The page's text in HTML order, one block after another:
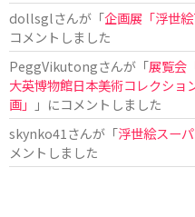
dollsglさんが「企画展「浮世
コメントしました
PeggVikutongさんが「展覧会
大英博物館日本美術コレクシ
画」
」にコメントしました
skynko41さんが「浮世絵スー
メントしました